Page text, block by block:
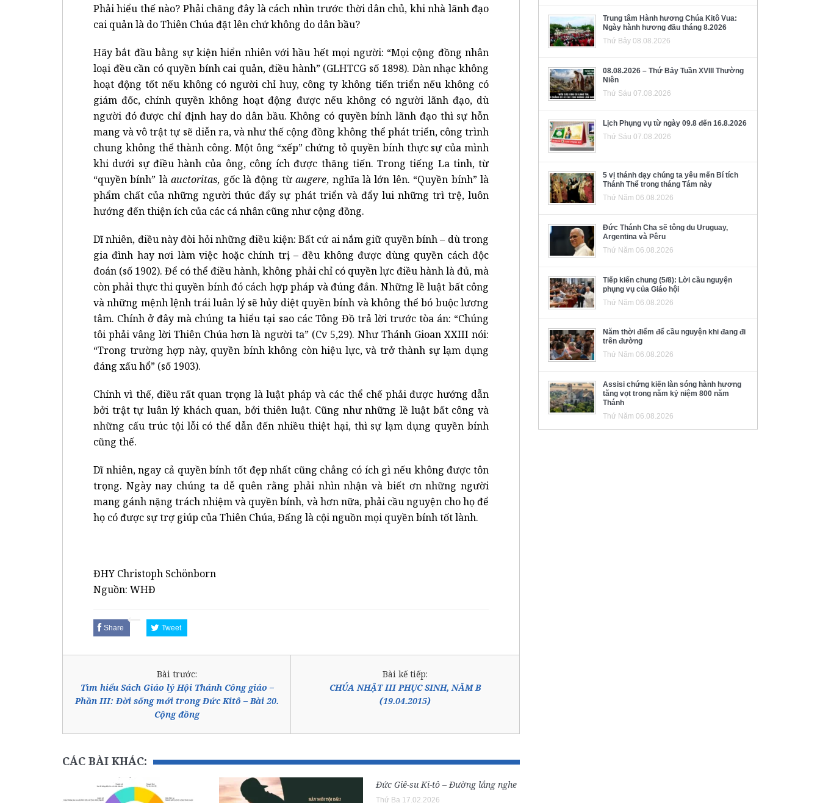
Phải hiểu thế nào? Phải chăng đây là cách nhìn trước thời dân chủ, khi nhà lãnh đạo
cai quản là do Thiên Chúa đặt lên chứ không do dân bầu?
Hãy bắt đầu bằng sự kiện hiển nhiên với hầu hết mọi người: “Mọi cộng đồng nhân
loại đều cần có quyền bính cai quản, điều hành” (GLHTCG số 1898). Dàn nhạc không
hoạt động tốt nếu không có người chỉ huy, công ty không tiến triển nếu không có
giám đốc, chính quyền không hoạt động được nếu không có người lãnh đạo, dù
người đó được chỉ định hay do dân bầu. Không có quyền bính lãnh đạo thì sự hỗn
mang và vô trật tự sẽ diễn ra, và như thế cộng đồng không thể phát triển, công trình
chung không thể thành công. Một ông “xếp” chứng tỏ quyền bính thực sự của mình
khi dưới sự điều hành của ông, công ích được thăng tiến. Trong tiếng La tinh, từ
“quyền bính” làauctoritas, gốc là động từaugere, nghĩa là lớn lên. “Quyền bính” là
phẩm chất của những người thúc đẩy sự phát triển và đẩy lui những trì trệ, luôn
hướng đến thiện ích của các cá nhân cũng như cộng đồng.
Dĩ nhiên, điều này đòi hỏi những điều kiện: Bất cứ ai nắm giữ quyền bính – dù trong
gia đình hay nơi làm việc hoặc chính trị – đều không được dùng quyền cách độc
đoán (số 1902). Để có thể điều hành, không phải chỉ có quyền lực điều hành là đủ, mà
còn phải thực thi quyền bính đó cách hợp pháp và đúng đắn. Những lề luật bất công
và những mệnh lệnh trái luân lý sẽ hủy diệt quyền bính và không thể bó buộc lương
tâm. Chính ở đây mà chúng ta hiểu tại sao các Tông Đồ trả lời trước tòa án: “Chúng
tôi phải vâng lời Thiên Chúa hơn là người ta” (Cv 5,29). Như Thánh Gioan XXIII nói:
“Trong trường hợp này, quyền bính không còn hiệu lực, và trở thành sự lạm dụng
đáng xấu hổ” (số 1903).
Chính vì thế, điều rất quan trọng là luật pháp và các thể chế phải được hướng dẫn
bởi trật tự luân lý khách quan, bởi thiên luật. Cũng như những lề luật bất công và
những cấu trúc tội lỗi có thể dẫn đến nhiều thiệt hại, thì sự lạm dụng quyền bính
cũng thế.
Dĩ nhiên, ngay cả quyền bính tốt đẹp nhất cũng chẳng có ích gì nếu không được tôn
trọng. Ngày nay chúng ta dễ quên rằng phải nhìn nhận và biết ơn những người
mang gánh nặng trách nhiệm và quyền bính, và hơn nữa, phải cầu nguyện cho họ để
họ có được sự trợ giúp của Thiên Chúa, Đấng là cội nguồn mọi quyền bính tốt lành.
ĐHY Christoph Schönborn
Nguồn: WHĐ
Share Tweet
Bài trước:
Tìm hiểu Sách Giáo lý Hội Thánh Công giáo –
Phần III: Đời sống mới trong Đức Kitô – Bài 20.
Cộng đồng
Bài kế tiếp:
CHÚA NHẬT III PHỤC SINH, NĂM B
(19.04.2015)
CÁC BÀI KHÁC:
Đức Giê-su Ki-tô – Đường lắng nghe
Thứ Ba 17.02.2026
Trung tâm Hành hương Chúa Kitô Vua:
Ngày hành hương đầu tháng 8.2026
Thứ Bảy 08.08.2026
08.08.2026 – Thứ Bảy Tuần XVIII Thường
Niên
Thứ Sáu 07.08.2026
Lịch Phụng vụ từ ngày 09.8 đến 16.8.2026
Thứ Sáu 07.08.2026
5 vị thánh dạy chúng ta yêu mến Bí tích
Thánh Thể trong tháng Tám này
Thứ Năm 06.08.2026
Đức Thánh Cha sẽ tông du Uruguay,
Argentina và Pêru
Thứ Năm 06.08.2026
Tiếp kiến chung (5/8): Lời cầu nguyện
phụng vụ của Giáo hội
Thứ Năm 06.08.2026
Năm thời điểm để cầu nguyện khi đang đi
trên đường
Thứ Năm 06.08.2026
Assisi chứng kiến làn sóng hành hương
tăng vọt trong năm kỷ niệm 800 năm
Thánh
Thứ Năm 06.08.2026